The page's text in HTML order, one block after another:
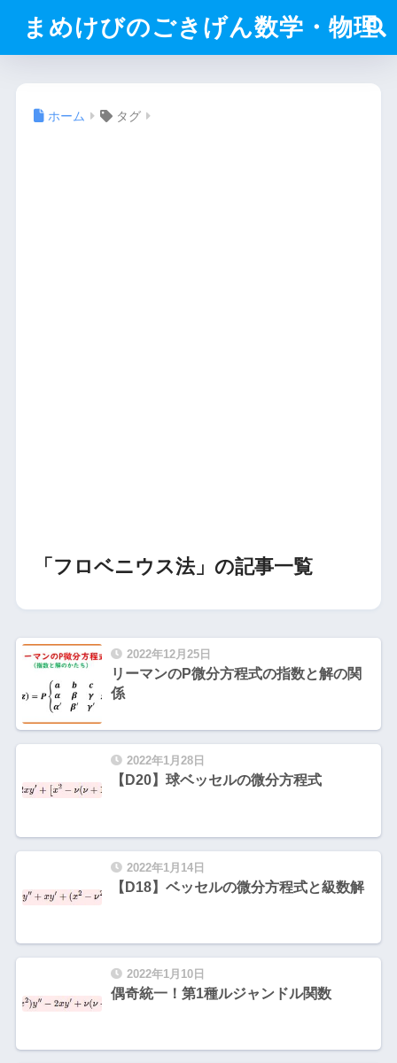
まめけびのごきげん数学・物理
ホーム タグ
「フロベニウス法」の記事一覧
2022年12月25日
リーマンのP微分方程式の指数と解の関
係
2022年1月28日
【D20】球ベッセルの微分方程式
2022年1月14日
【D18】ベッセルの微分方程式と級数解
2022年1月10日
偶奇統一！第1種ルジャンドル関数